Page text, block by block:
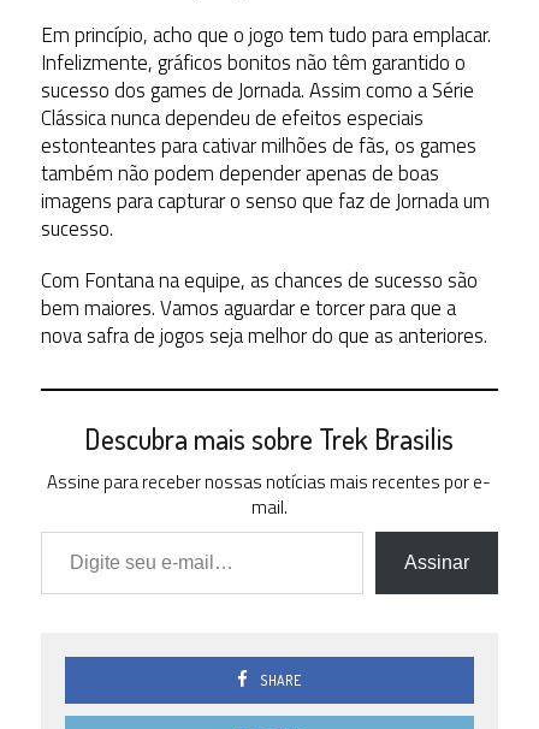
Em princípio, acho que o jogo tem tudo para emplacar.
Infelizmente, gráficos bonitos não têm garantido o
sucesso dos games de Jornada. Assim como a Série
Clássica nunca dependeu de efeitos especiais
estonteantes para cativar milhões de fãs, os games
também não podem depender apenas de boas
imagens para capturar o senso que faz de Jornada um
sucesso.
Com Fontana na equipe, as chances de sucesso são
bem maiores. Vamos aguardar e torcer para que a
nova safra de jogos seja melhor do que as anteriores.
Descubra mais sobre Trek Brasilis
Assine para receber nossas notícias mais recentes por e-
mail.
Digite seu e-mail…
Assinar
SHARE